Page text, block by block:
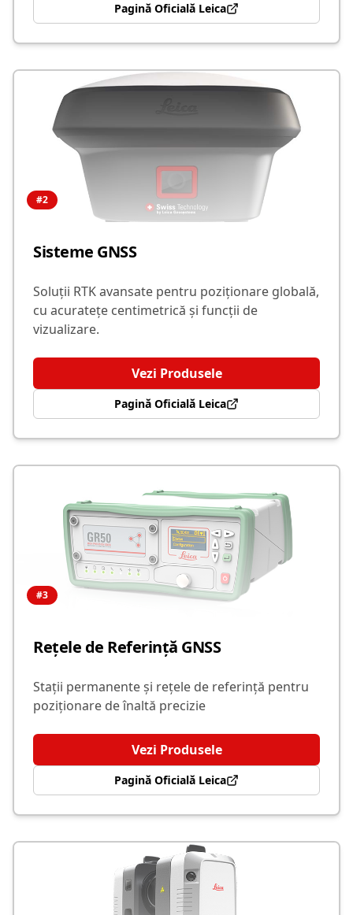
Pagină Oficială Leica
#2
Sisteme GNSS
Soluții RTK avansate pentru poziționare globală,
cu acuratețe centimetrică și funcții de
vizualizare.
Vezi Produsele
Pagină Oficială Leica
#3
Rețele de Referință GNSS
Stații permanente și rețele de referință pentru
poziționare de înaltă precizie
Vezi Produsele
Pagină Oficială Leica